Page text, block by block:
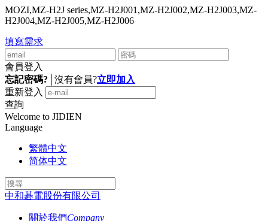
MOZI,MZ-H2J series,MZ-H2J001,MZ-H2J002,MZ-H2J003,MZ-
H2J004,MZ-H2J005,MZ-H2J006
填寫需求
會員登入
忘記密碼?
沒有會員?立即加入
重新登入
查詢
Welcome to JIDIEN
Language
繁體中文
简体中文
中和碁電股份有限公司
關於我們Company